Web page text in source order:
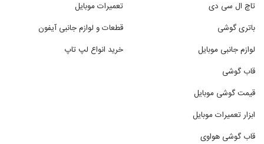
تاچ ال سی دی
باتری گوشی
لوازم جانبی موبایل
قاب گوشی
قیمت گوشی موبایل
ابزار تعمیرات موبایل
قاب گوشی هواوی
تعمیرات موبایل
قطعات و لوازم جانبی آیفون
خرید انواع لپ تاپ